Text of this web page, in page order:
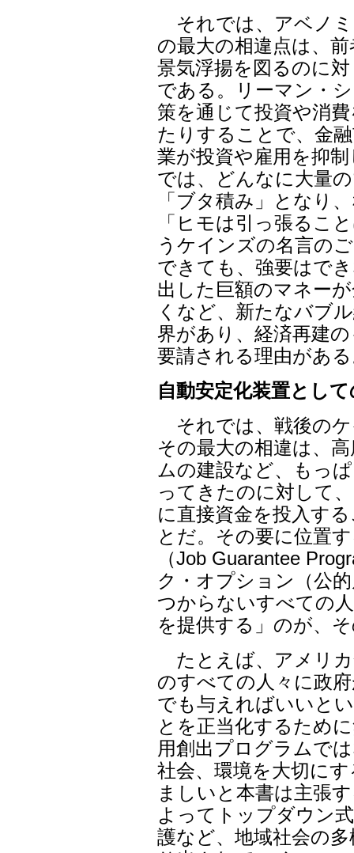
それでは、アベノ
の最大の相違点は、
景気浮揚を図るのに
である。リーマン・
策を通じて投資や消
たりすることで、金
業が投資や雇用を抑
では、どんなに大量
「ブタ積み」となり
「ヒモは引っ張るこ
うケインズの名言の
できても、強要はで
出した巨額のマネー
くなど、新たなバブ
界があり、経済再建
要請される理由があ
自動安定化装置とし
それでは、戦後の
その最大の相違は、
ムの建設など、もっ
ってきたのに対して
に直接資金を投入す
とだ。その要に位置
（Job Guarantee
ク・オプション（公
つからないすべての
を提供する」のが、
たとえば、アメリカ
のすべての人々に政
でも与えればいいと
とを正当化するため
用創出プログラムで
社会、環境を大切に
ましいと本書は主張
よってトップダウン
護など、地域社会の